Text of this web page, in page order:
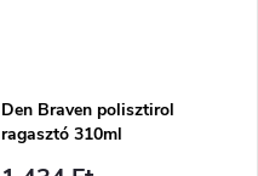
Den Braven polisztirol
ragasztó 310ml